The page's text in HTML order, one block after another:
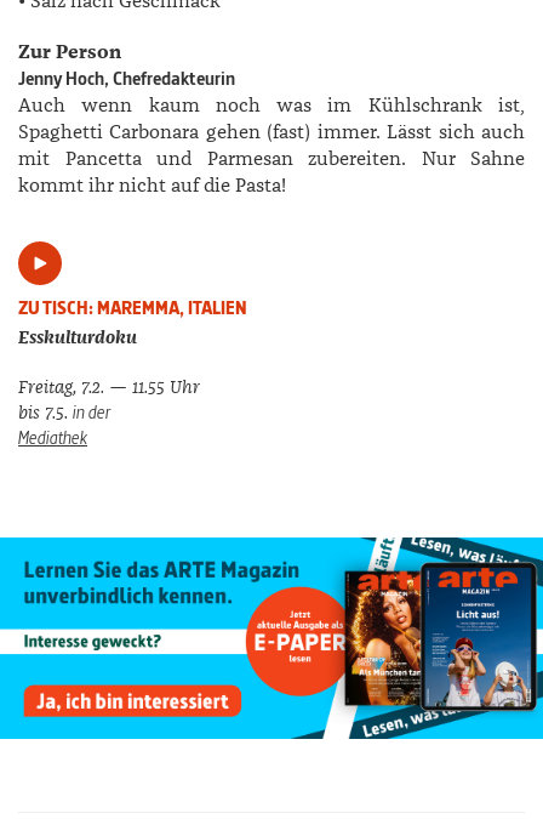
Zur Person
Jenny Hoch, Chefredakteurin
Auch wenn kaum noch was im Kühlschrank ist,
Spaghetti Carbonara gehen (fast) immer. Lässt sich auch
mit Pancetta und Parmesan zubereiten. Nur Sahne
kommt ihr nicht auf die Pasta!
ZU TISCH: MAREMMA, ITALIEN
Esskulturdoku
Freitag, 7.2. — 11.55 Uhr
bis 7.5. in der
Mediathek